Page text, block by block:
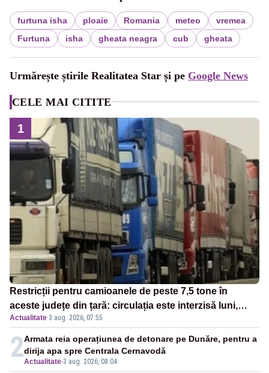
furtuna isha ploaie Romania meteo
vremea
Furtuna
isha gheata neagra cub gheata
Urmărește știrile Realitatea Star și pe Google News
CELE MAI CITITE
1
Restricții pentru camioanele de peste 7,5 tone în
aceste județe din țară: circulația este interzisă luni,
între orele 12:00 și 20:00
Actualitate·3 aug. 2026, 07:55
2Actualitate-3 aug. 2026, 08:04
Armata reia operațiunea de detonare pe Dunăre, pentru a
dirija apa spre Centrala Cernavodă